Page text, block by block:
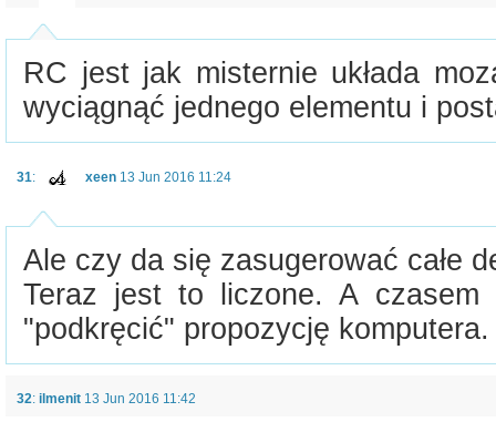
RC jest jak misternie układa
wyciągnąć jednego elementu i
31: xeen 13 Jun 2016 11:24
Ale czy da się zasugerować całe
Teraz jest to liczone. A czasem
"podkręcić" propozycję komputera.
32: ilmenit 13 Jun 2016 11:42